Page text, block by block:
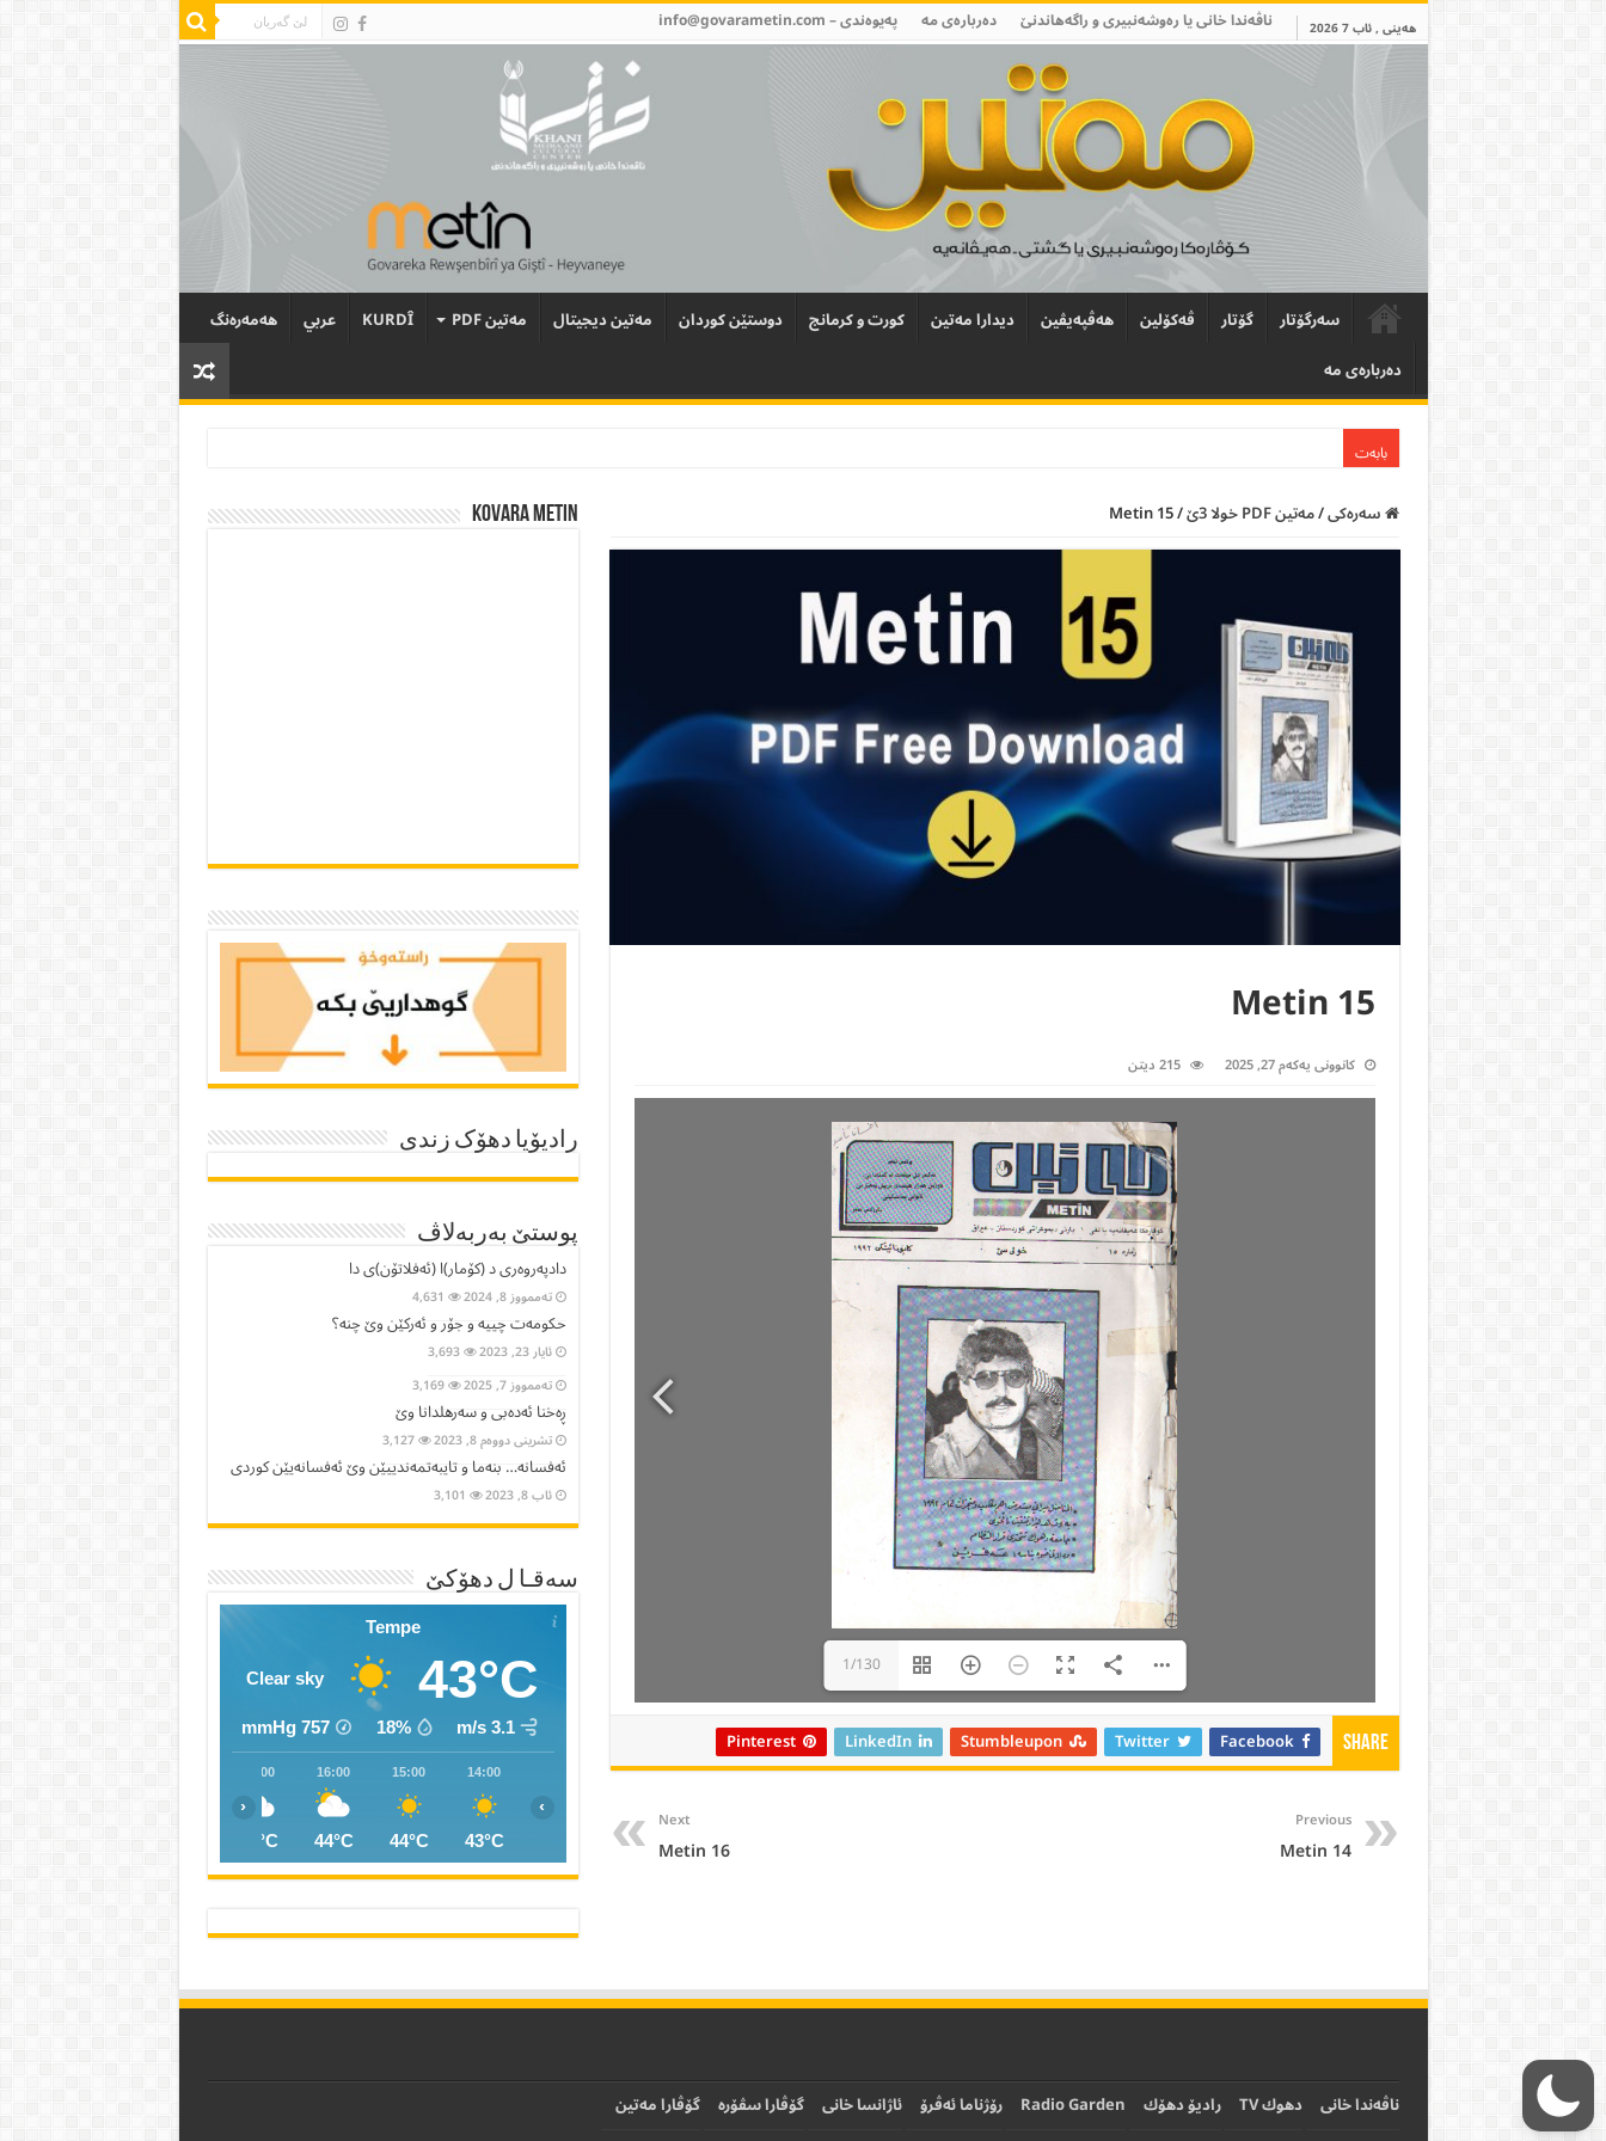
هەینی , ئاب 7 2026 ناڤەندا خانی یا رەوشەنبیری و راگەھاندنێ دەربارەی مە پەیوەندی –info@govarametin.com
سەرگۆتار گۆتار ڤەکۆلین ھەڤپەیڤین دیدارا مەتین کورت و کرمانج دوستێن کوردان مەتین دیجیتال مەتین PDF KURDÎ عربي
هەمەرەنگ
دەربارەی مە
بابەت
سەرەکی/مەتین PDF خولا 3ێ /
Metin 15
Metin 15
کانوونی یەکەم 27, 2025 215 ديتن
1/130
Share
Facebook
Twitter
Stumbleupon
LinkedIn
Pinterest
Previous
Metin 14
Next
Metin 16
Kovara Metin
رادیۆیا دھۆک زندی
پوستێ بەربەلاڤ
دادپەروەری د (کۆمار)ا (ئەفلاتۆن)ی دا
تەممووز 8, 2024 4,631
حکومەت چییە و جۆر و ئەرکێن وێ چنە؟
ئایار 23, 2023
3,693
تەممووز 7, 2025
3,169
ڕەخنا ئەدەبی و سەرهلدانا وێ
تشرینی دووەم 8, 2023 3,127
ئەفسانە… بنەما و تایبەتمەندییێن وێ ئەفسانەیێن كوردی
ئاب 8, 2023 3,101
سەقـا ل دھۆکێ
Tempe
43°C
Clear sky
3.1 m/s
18%
757
mmHg
14:00
43°C
15:00
44°C
16:00
44°C
17:00
44°C
‹ ›
ناڤەندا خانی دهوك TV رادیۆ دهۆك Radio Garden رۆژناما ئەڤرۆ ئاژانسا خانی گۆڤارا سڤۆرە گۆڤارا مەتین